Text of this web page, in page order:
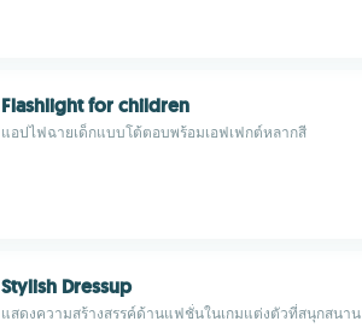
Flashlight for children
แอปไฟฉายเด็กแบบโต้ตอบพร้อมเอฟเฟกต์หลากสี
Stylish Dressup
แสดงความสร้างสรรค์ด้านแฟชั่นในเกมแต่งตัวที่สนุกสนาน